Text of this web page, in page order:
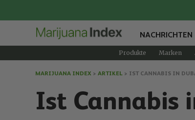
NACHRICHTEN
Produkte Marken
MARIJUANA INDEX > ARTIKEL > IST CANNABIS IN
Ist Cannabis